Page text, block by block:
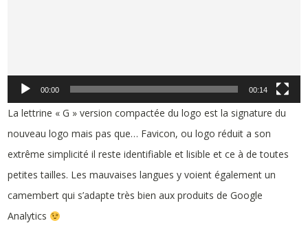
00:00 00:14
La lettrine « G » version compactée du logo est la signature du
nouveau logo mais pas que… Favicon, ou logo réduit a son
extrême simplicité il reste identifiable et lisible et ce à de toutes
petites tailles. Les mauvaises langues y voient également un
camembert qui s’adapte très bien aux produits de Google
Analytics